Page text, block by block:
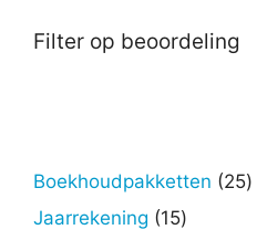
Filter op beoordeling
Boekhoudpakketten 2525
Jaarrekening 1515